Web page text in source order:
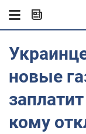
новые
кому